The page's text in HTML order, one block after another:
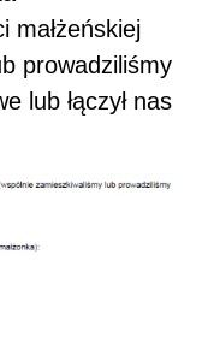
małżeńskiej
prowadziliśmy
lub łączył nas